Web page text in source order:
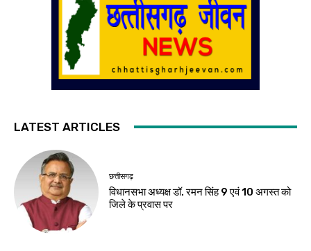
LATEST ARTICLES
छत्तीसगढ़
विधानसभा अध्यक्ष डॉ. रमन सिंह 9 एवं 10 अगस्त को
जिले के प्रवास पर